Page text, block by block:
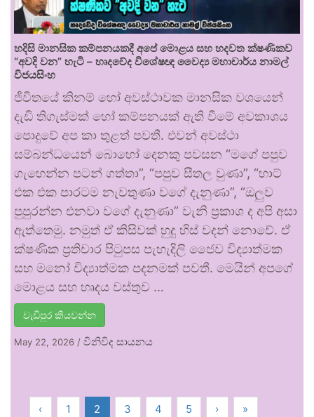
හදිසි මානසික කම්පනයකදී අපේ මොළය සහ හදවත ක්ෂණිකව
“අවදි වන” හැටි – හෘදවේද විශේෂඥ වෛද්‍ය මහාචාර්ය නාමල්
විජයසිංහ
ජීවිතයේ කිනම් හෝ අවස්ථාවක මානසික වශයෙන්
දැඩි තිගැස්මක් හෝ කම්පනයක් ඇති වීමේ අවකාශය
පොදුවේ අප කා තුළත් පවතී. එවන් අවස්ථා
සම්බන්ධයෙන් බොහෝ දෙනකු පවසන “මගේ පපුව
ගැහෙන්න පටන් ගත්තා”, “පපුව සීතල වුණා”, “හාට්
එක එක පාරටම නැවතුණා වගේ දැනුණා”, “ඔලුව
පුපුරන්න එනවා වගේ දැනුණා” වැනි ප්‍රකාශ ද අපි අසා
ඇත්තෙමු. නමුත් ඒ කිසිවක් හුදු හිස් වදන් නොවේ. ඒ
ක්ෂණික ප්‍රතිචාර පිටුපස පැහැදිලි ජෛව විද්‍යාත්මක
සහ මනෝ විද්‍යාත්මක පදනමක් පවතී. මෙයින් අපගේ
මොළය සහ හෘදය වස්තුව …
වැඩිපුර කියවන්න
May 22, 2026 / විනිවිද සායනය
‹ 1 2 3 4 5 › »